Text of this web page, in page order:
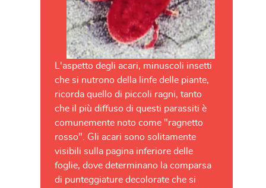
L'aspetto degli acari, minuscoli insetti
che si nutrono della linfe delle piante,
ricorda quello di piccoli ragni, tanto
che il più diffuso di questi parassiti è
comunemente noto come "ragnetto
rosso". Gli acari sono solitamente
visibili sulla pagina inferiore delle
foglie, dove determinano la comparsa
di punteggiature decolorate che si